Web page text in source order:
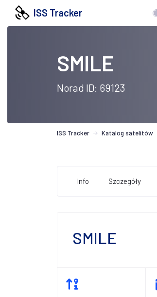
ISS Tracker
SMILE
Norad ID: 69123
ISS Tracker Katalog satelitów
Info Szczegóły
SMILE